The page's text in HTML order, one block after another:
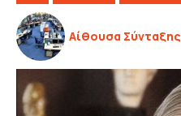
Αίθουσα Σύνταξης